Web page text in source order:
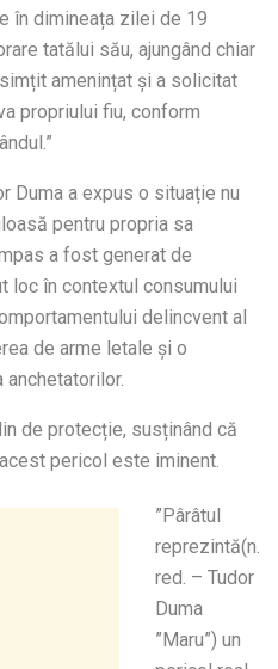
în dimineața zilei de 19
tatălui său, ajungând chiar
amenințat și a solicitat
propriului fiu, conform
Duma a expus o situație nu
pentru propria sa
a fost generat de
loc în contextul consumului
delincvent al
de arme letale și o
de protecție, susținând că
pericol este iminent.
”Pârâtul
reprezintă(n.
red. – Tudor
Duma
”Maru”) un